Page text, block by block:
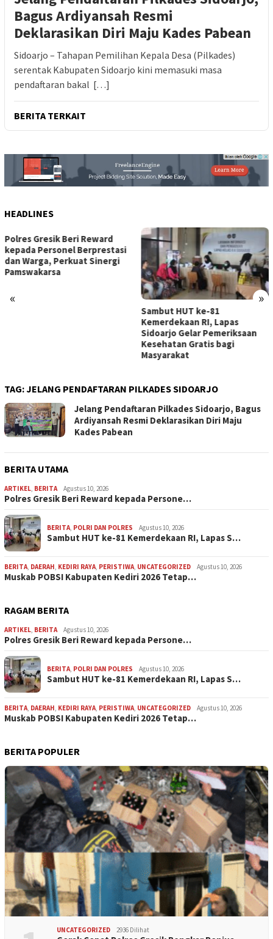
Bagus Ardiyansah Resmi
Deklarasikan Diri Maju Kades Pabean
Sidoarjo – Tahapan Pemilihan Kepala Desa (Pilkades)
serentak Kabupaten Sidoarjo kini memasuki masa
pendaftaran bakal […]
BERITA TERKAIT
HEADLINES
« »
Muskab POBSI Kabupaten
Kediri 2026 Tetapkan Ucok
Suryanto Siregar sebagai
Ketua Umum Periode 2026–
2030
TAG:JELANG PENDAFTARAN PILKADES SIDOARJO
Jelang Pendaftaran Pilkades Sidoarjo, Bagus
Ardiyansah Resmi Deklarasikan Diri Maju
Kades Pabean
BERITA UTAMA
ARTIKEL BERITA Agustus 10, 2026
Polres Gresik Beri Reward kepada Persone…
BERITA POLRI DAN POLRES Agustus 10, 2026
Sambut HUT ke-81 Kemerdekaan RI, Lapas S…
BERITA DAERAH KEDIRI RAYA PERISTIWA UNCATEGORIZED Agustus 10, 2026
Muskab POBSI Kabupaten Kediri 2026 Tetap…
RAGAM BERITA
ARTIKEL BERITA Agustus 10, 2026
Polres Gresik Beri Reward kepada Persone…
BERITA POLRI DAN POLRES Agustus 10, 2026
Sambut HUT ke-81 Kemerdekaan RI, Lapas S…
BERITA DAERAH KEDIRI RAYA PERISTIWA UNCATEGORIZED Agustus 10, 2026
Muskab POBSI Kabupaten Kediri 2026 Tetap…
BERITA POPULER
UNCATEGORIZED 2936 Dilihat